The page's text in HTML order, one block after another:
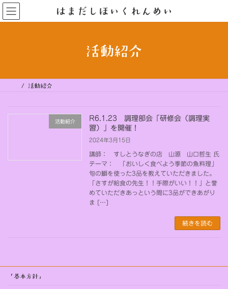
コ
ン
テ
ナ
ビ
ゲ
はまだしほいくれんめい
活動紹介
活動紹介
活動紹介
R6.1.23 調理部会「研修会（調理実
習）」を開催！
2024年3月15日
講師： すしとうなぎの店 山源 山口哲生 氏
テーマ： 「おいしく食べよう季節の魚料理」
旬の鰤を使った3品を教えていただきました。
「さすが給食の先生！！手際がいい！！」と誉
めていただきあっという間に3品ができあがり
ま […]
続きを読む
「基本方針」